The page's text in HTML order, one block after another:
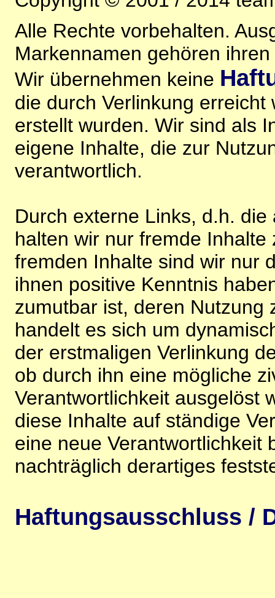
Alle Rechte vorbehalten.
Markennamen gehören
Wir übernehmen keine
die durch Verlinkung
erstellt wurden. Wir sind als
eigene Inhalte, die zur
verantwortlich.
Durch externe Links, d.h.
halten wir nur fremde
fremden Inhalte sind wir nur
ihnen positive Kenntnis
zumutbar ist, deren Nutzung
handelt es sich um
der erstmaligen Verlinkung
ob durch ihn eine mögliche
Verantwortlichkeit ausgelöst
diese Inhalte auf ständige
eine neue Verantwortlichkeit
nachträglich derartiges
Haftungsausschluss /